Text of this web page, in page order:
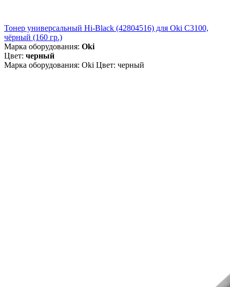
Тонер универсальный Hi-Black (42804516) для Oki С3100,
чёрный (160 гр.)
Марка оборудования: Oki
Цвет: черный
Марка оборудования: Oki Цвет: черный